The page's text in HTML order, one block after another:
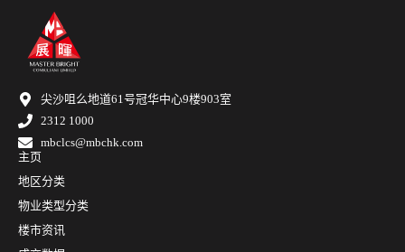
尖沙咀么地道61号冠华中心9楼903室
2312 1000
mbclcs@mbchk.com
主页
地区分类
物业类型分类
楼市资讯